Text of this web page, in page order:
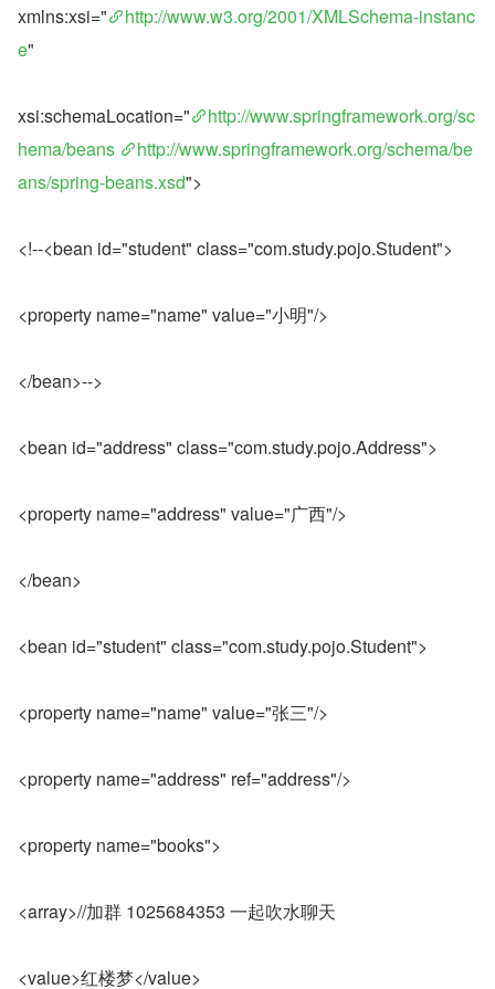
xmlns:xsi="
http://www.w3.org/2001/XMLSchema-instanc
e"
xsi:schemaLocation="
http://www.springframework.org/sc
hema/beans
http://www.springframework.org/schema/be
ans/spring-beans.xsd">
<!--<bean id="student" class="com.study.pojo.Student">
<property name="name" value="小明"/>
</bean>-->
<bean id="address" class="com.study.pojo.Address">
<property name="address" value="广西"/>
</bean>
<bean id="student" class="com.study.pojo.Student">
<property name="name" value="张三"/>
<property name="address" ref="address"/>
<property name="books">
<array>//加群 1025684353 一起吹水聊天
<value>红楼梦</value>